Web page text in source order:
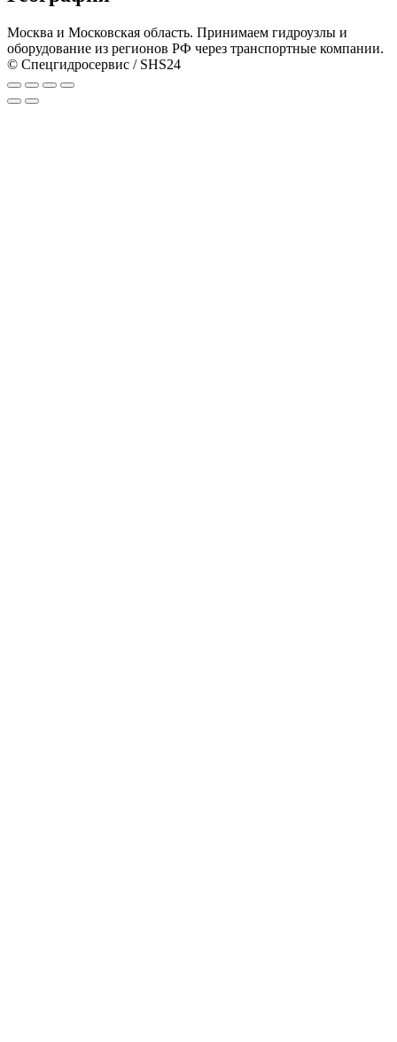
Москва и Московская область. Принимаем гидроузлы и
оборудование из регионов РФ через транспортные компании.
© Спецгидросервис / SHS24